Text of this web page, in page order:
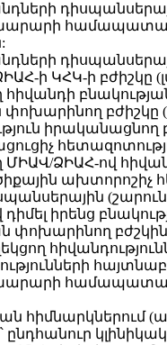
ի ԿՀԿ-ի բժիշկը
հիվանդի
բժիշկը
իրականացնող
ՄԻԱՎ/ՁԻԱՀ-ով
ախտորոշիչ
իրենց
հիմնարկներում
ընդհանուր